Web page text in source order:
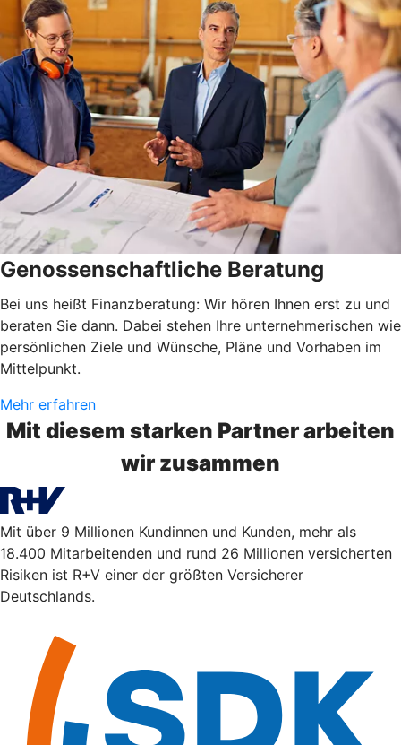
Genossenschaftliche Beratung
Bei uns heißt Finanzberatung: Wir hören Ihnen erst zu und
beraten Sie dann. Dabei stehen Ihre unternehmerischen wie
persönlichen Ziele und Wünsche, Pläne und Vorhaben im
Mittelpunkt.
Mehr erfahren
Mit diesem starken Partner arbeiten
wir zusammen
Mit über 9 Millionen Kundinnen und Kunden, mehr als
18.400 Mitarbeitenden und rund 26 Millionen versicherten
Risiken ist R+V einer der größten Versicherer
Deutschlands.